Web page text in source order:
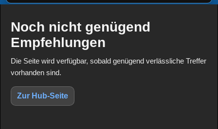
Noch nicht genügend
Empfehlungen
Die Seite wird verfügbar, sobald genügend verlässliche Treffer
vorhanden sind.
Zur Hub-Seite